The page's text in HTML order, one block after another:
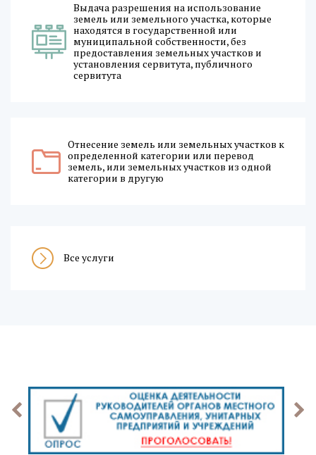
Выдача разрешения на использование
земель или земельного участка, которые
находятся в государственной или
муниципальной собственности, без
предоставления земельных участков и
установления сервитута, публичного
сервитута
Отнесение земель или земельных участков к
определенной категории или перевод
земель, или земельных участков из одной
категории в другую
Все услуги